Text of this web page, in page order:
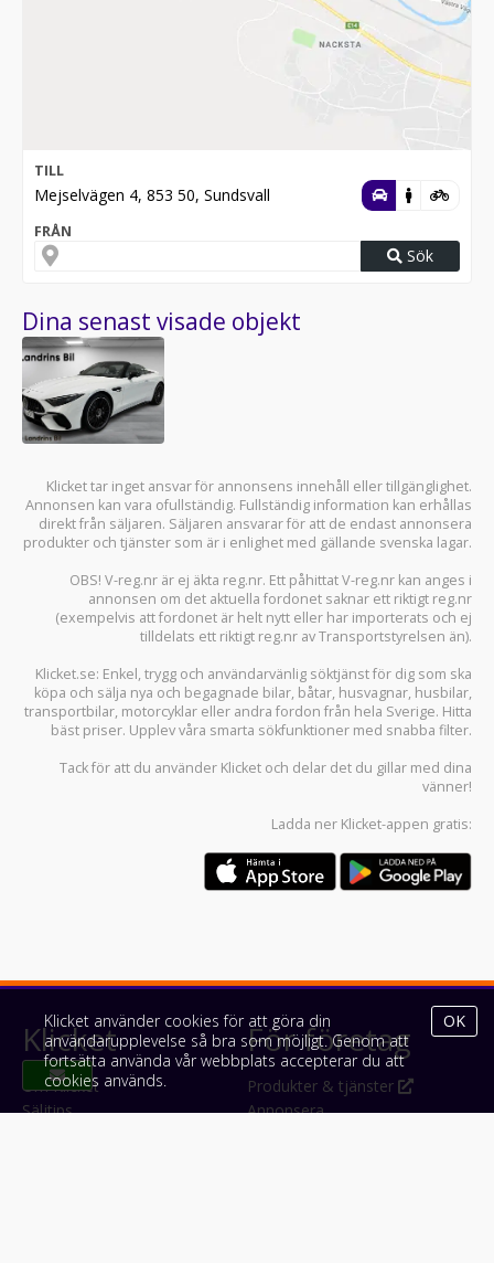
TILL
Mejselvägen 4, 853 50, Sundsvall
FRÅN
Sök
Dina senast visade objekt
Klicket tar inget ansvar för annonsens innehåll eller tillgänglighet.
Annonsen kan vara ofullständig. Fullständig information kan erhållas
direkt från säljaren. Säljaren ansvarar för att de endast annonsera
produkter och tjänster som är i enlighet med gällande svenska lagar.
OBS! V-reg.nr är ej äkta reg.nr. Ett påhittat V-reg.nr kan anges i
annonsen om det aktuella fordonet saknar ett riktigt reg.nr
(exempelvis att fordonet är helt nytt eller har importerats och ej
tilldelats ett riktigt reg.nr av Transportstyrelsen än).
Klicket.se: Enkel, trygg och användarvänlig söktjänst för dig som ska
köpa och sälja nya och begagnade bilar, båtar, husvagnar, husbilar,
transportbilar, motorcyklar eller andra fordon från hela Sverige. Hitta
bäst priser. Upplev våra smarta sökfunktioner med snabba filter.
Tack för att du använder Klicket och delar det du gillar med dina
vänner!
Ladda ner Klicket-appen gratis:
Klicket
Om Klicket
Säljtips
För företag
Produkter & tjänster
Annonsera
Klicket använder cookies för att göra din
användarupplevelse så bra som möjligt. Genom att
fortsätta använda vår webbplats accepterar du att
cookies används.
OK